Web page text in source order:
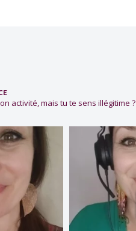
activité, mais tu te sens illégitime ?